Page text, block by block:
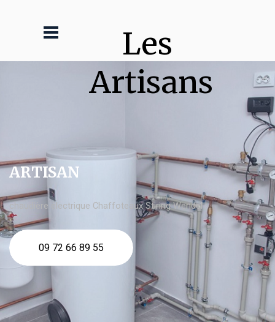
Les
Artisans
ARTISAN
chaudière électrique Chaffoteaux Stiring Wendel
09 72 66 89 55